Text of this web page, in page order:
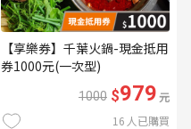
【享樂券】千葉火鍋-現金抵用
券1000元(一次型)
1000 $979元
16 人已購買